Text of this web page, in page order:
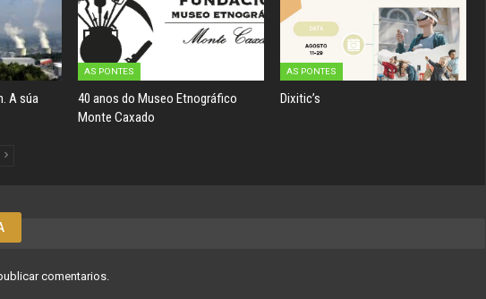
A súa
AS PONTES
40 anos do Museo Etnográfico
Monte Caxado
AS PONTES
Dixitic’s
comentarios.